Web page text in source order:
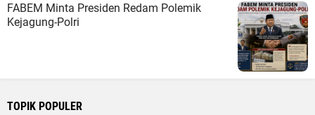
FABEM Minta Presiden Redam Polemik
Kejagung-Polri
TOPIK POPULER